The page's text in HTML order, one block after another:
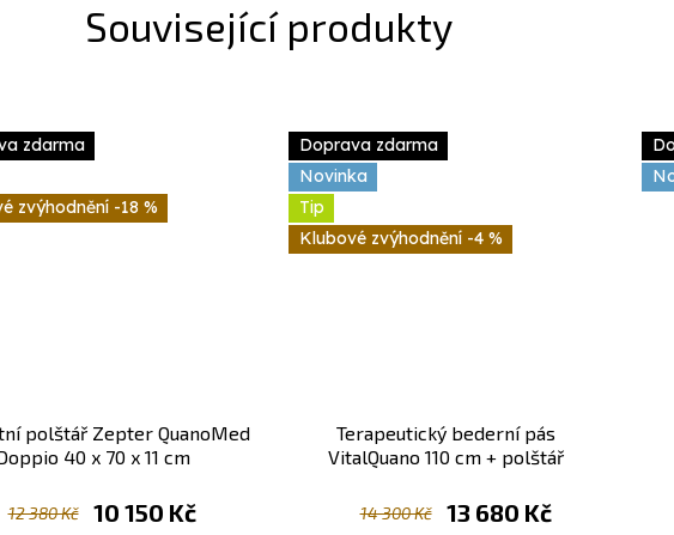
Související produkty
zdarma
-18 %
polštář Zepter QuanoMed
40 x 70 x 11 cm
12 380 Kč 10 150 Kč
Doprava zdarma
Novinka
Tip
-4 %
Terapeutický bederní pás
VitalQuano 110 cm + polštář
14 300 Kč 13 680 Kč